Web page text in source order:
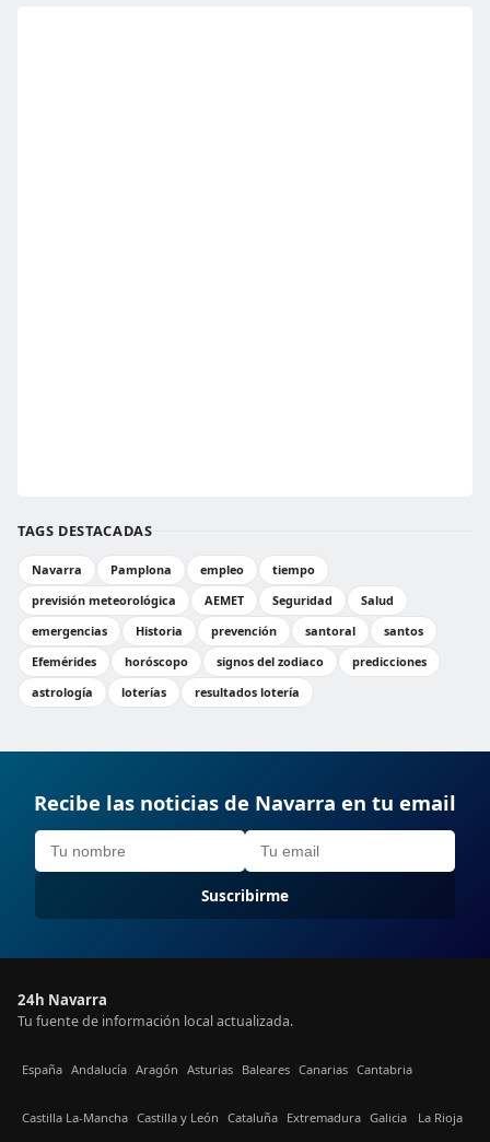
TAGS DESTACADAS
Navarra Pamplona empleo
tiempo
previsión meteorológica
AEMET Seguridad
Salud
emergencias
Historia prevención santoral
santos
Efemérides
horóscopo signos del zodiaco
predicciones
astrología
loterías resultados lotería
Recibe las noticias de Navarra en tu email
Suscribirme
24h Navarra
Tu fuente de información local actualizada.
España Andalucía Aragón Asturias Baleares Canarias Cantabria
Castilla La-Mancha Castilla y León Cataluña Extremadura Galicia La Rioja